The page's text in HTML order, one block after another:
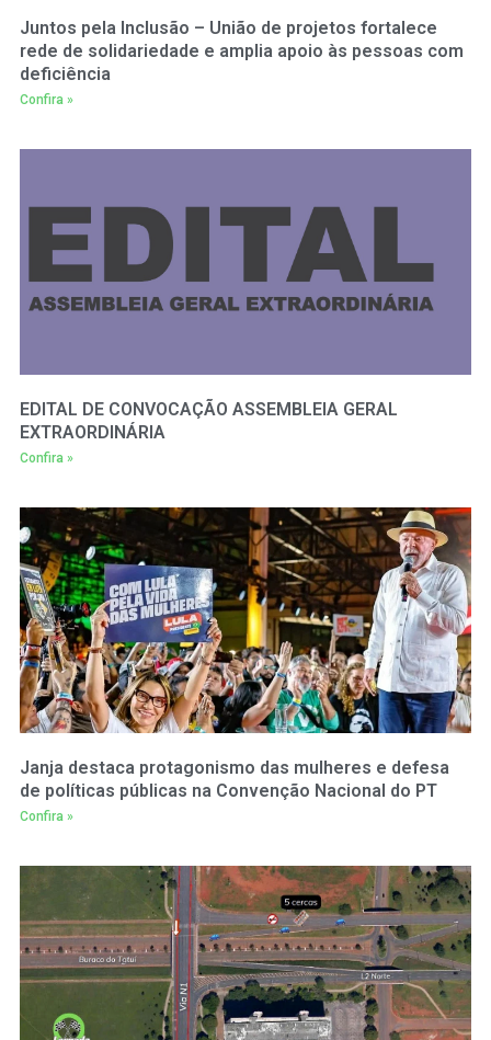
Juntos pela Inclusão – União de projetos fortalece
rede de solidariedade e amplia apoio às pessoas com
deficiência
Confira »
EDITAL DE CONVOCAÇÃO ASSEMBLEIA GERAL
EXTRAORDINÁRIA
Confira »
Janja destaca protagonismo das mulheres e defesa
de políticas públicas na Convenção Nacional do PT
Confira »